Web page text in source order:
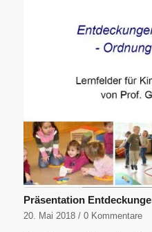
Präsentation
20. Mai 2018 / 0 Kommentare